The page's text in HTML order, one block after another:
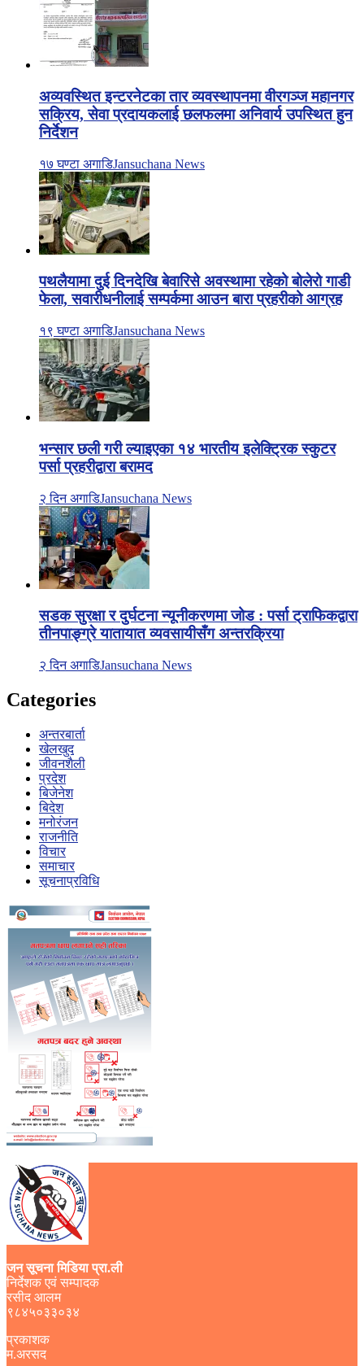
अव्यवस्थित इन्टरनेटका तार व्यवस्थापनमा वीरगञ्ज महानगर
सक्रिय, सेवा प्रदायकलाई छलफलमा अनिवार्य उपस्थित हुन
निर्देशन
१७ घण्टा अगाडिJansuchana News
पथलैयामा दुई दिनदेखि बेवारिसे अवस्थामा रहेको बोलेरो गाडी
फेला, सवारीधनीलाई सम्पर्कमा आउन बारा प्रहरीको आग्रह
१९ घण्टा अगाडिJansuchana News
भन्सार छली गरी ल्याइएका १४ भारतीय इलेक्ट्रिक स्कुटर
पर्सा प्रहरीद्वारा बरामद
२ दिन अगाडिJansuchana News
सडक सुरक्षा र दुर्घटना न्यूनीकरणमा जोड : पर्सा ट्राफिकद्वारा
तीनपाङ्ग्रे यातायात व्यवसायीसँग अन्तरक्रिया
२ दिन अगाडिJansuchana News
Categories
अन्तरबार्ता
खेलखुद
जीवनशैली
प्रदेश
बिजेनेश
बिदेश
मनोरंजन
राजनीति
विचार
समाचार
सूचनाप्रविधि
जन सूचना मिडिया प्रा.ली
निर्देशक एवं सम्पादक
रसीद आलम
९८४५०३३०३४
प्रकाशक
म.अरसद